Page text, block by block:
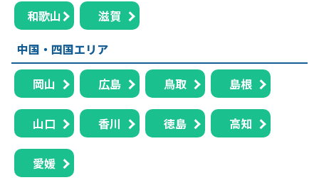
和歌山
滋賀
中国・四国エリア
岡山 広島 鳥取 島根
山口 香川 徳島 高知
愛媛